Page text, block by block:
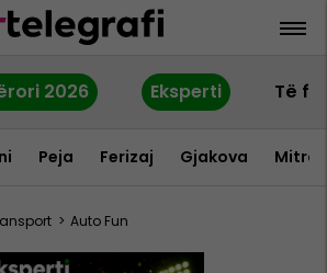
2026 Eksperti Të
Peja Ferizaj Gjakova
> Auto Fun